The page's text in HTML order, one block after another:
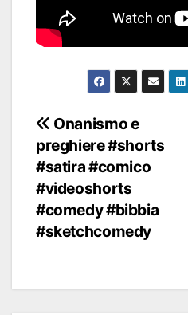
Navigazione
articoli
Onanismo e
preghiere #shorts
#satira #comico
#videoshorts
#comedy #bibbia
#sketchcomedy